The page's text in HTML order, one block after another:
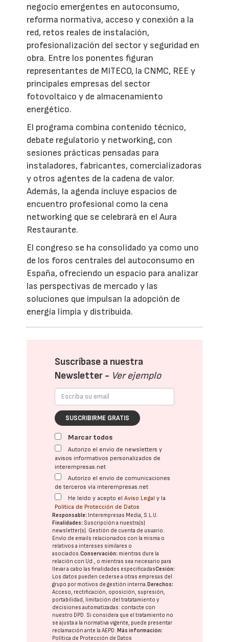
negocio emergentes en autoconsumo,
reforma normativa, acceso y conexión a la
red, retos reales de instalación,
profesionalización del sector y seguridad en
obra. Entre los ponentes figuran
representantes de MITECO, la CNMC, REE y
principales empresas del sector
fotovoltaico y de almacenamiento
energético.
El programa combina contenido técnico,
debate regulatorio y networking, con
sesiones prácticas pensadas para
instaladores, fabricantes, comercializadoras
y otros agentes de la cadena de valor.
Además, la agenda incluye espacios de
encuentro profesional como la cena
networking que se celebrará en el Aura
Restaurante.
El congreso se ha consolidado ya como uno
de los foros centrales del autoconsumo en
España, ofreciendo un espacio para analizar
las perspectivas de mercado y las
soluciones que impulsan la adopción de
energía limpia y distribuida.
Suscríbase a nuestra
Newsletter - Ver ejemplo
SUSCRIBIRME GRATIS
Marcar todos
Autorizo el envío de newsletters y
avisos informativos personalizados de
interempresas.net
Autorizo el envío de comunicaciones
de terceros vía interempresas.net
He leído y acepto elAviso Legal y la
Política de Protección de Datos
Responsable: Interempresas Media, S.L.U.
Finalidades: Suscripción a nuestra(s)
newsletter(s). Gestión de cuenta de usuario.
Envío de emails relacionados con la misma o
relativos a intereses similares o
asociados.Conservación: mientras dure la
relación con Ud., o mientras sea necesario para
llevar a cabo las finalidades especificadasCesión:
Los datos pueden cederse a otras empresas del
grupo por motivos de gestión interna.Derechos:
Acceso, rectificación, oposición, supresión,
portabilidad, limitación del tratatamiento y
decisiones automatizadas: contacte con
nuestro DPD. Si considera que el tratamiento no
se ajusta a la normativa vigente, puede presentar
reclamación ante laAEPD.Más información:
Política de Protección de Datos